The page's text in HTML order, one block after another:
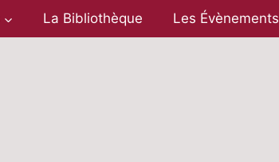
La Bibliothèque Les Évènements